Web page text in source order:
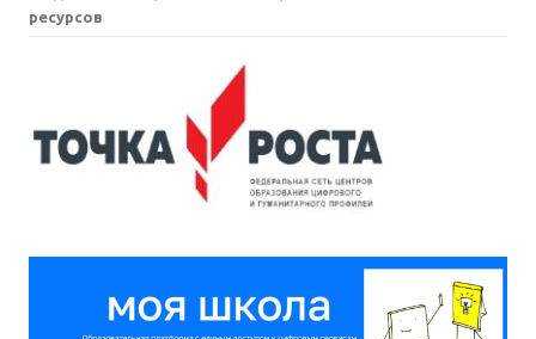
ресурсов